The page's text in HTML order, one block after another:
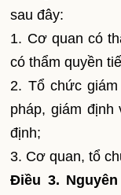
sau đây:
1. Cơ quan có
có thẩm quyền
2. Tổ chức
pháp, giám
định;
3. Cơ quan, tổ
Điều 3.